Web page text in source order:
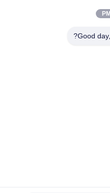
، شنتشن ، قوانغدونغ ، الصين
Good